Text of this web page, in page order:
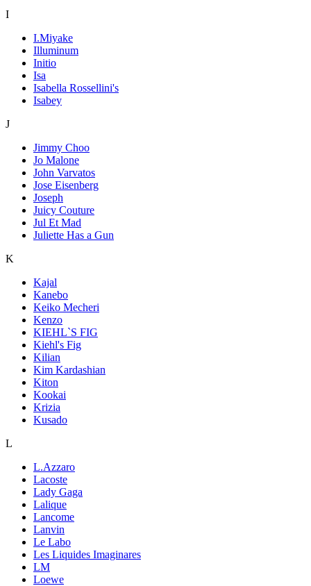
I
I.Miyake
Illuminum
Initio
Isa
Isabella Rossellini's
Isabey
J
Jimmy Choo
Jo Malone
John Varvatos
Jose Eisenberg
Joseph
Juicy Couture
Jul Et Mad
Juliette Has a Gun
K
Kajal
Kanebo
Keiko Mecheri
Kenzo
KIEHL`S FIG
Kiehl's Fig
Kilian
Kim Kardashian
Kiton
Kookai
Krizia
Kusado
L
L.Azzaro
Lacoste
Lady Gaga
Lalique
Lancome
Lanvin
Le Labo
Les Liquides Imaginares
LM
Loewe